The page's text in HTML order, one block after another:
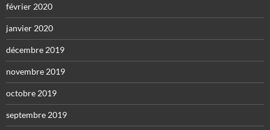
février 2020
janvier 2020
décembre 2019
novembre 2019
octobre 2019
septembre 2019